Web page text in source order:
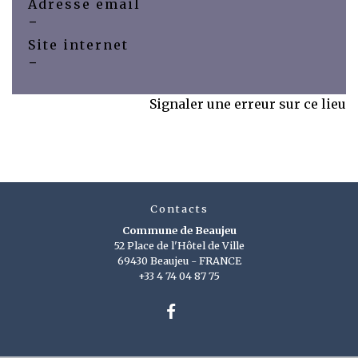
Adresse email
-
Site internet
-
Signaler une erreur sur ce lieu
Contacts
Commune de Beaujeu
52 Place de l'Hôtel de Ville
69430 Beaujeu - FRANCE
+33 4 74 04 87 75